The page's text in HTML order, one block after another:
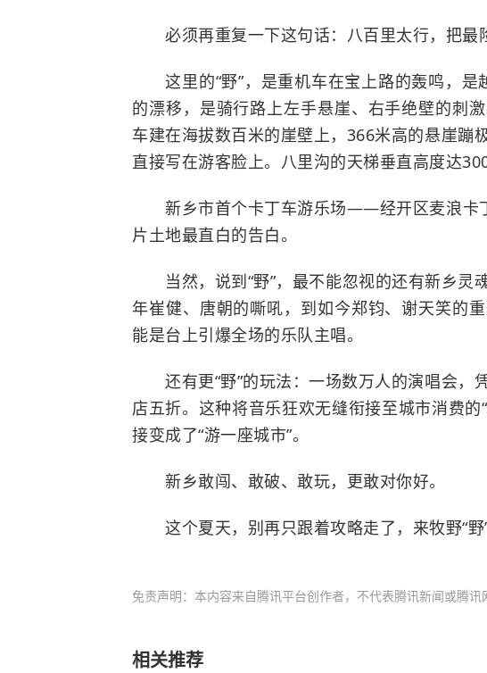
必须再重复一下这句话： 八百里太行，把最
这里的“野”，是重机车在宝上路的轰鸣，是
的漂移，是骑行路上左手悬崖、右手绝壁的刺
车建在海拔数百米的崖壁上，366米高的悬崖蹦
直接写在游客脸上。八里沟的天梯垂直高度达
新乡市首个卡丁车游乐场——经开区麦浪卡丁
片土地最直白的告白。
当然，说到“野”，最不能忽视的还有新乡灵
年崔健、唐朝的嘶吼，到如今郑钧、谢天笑的
能是台上引爆全场的乐队主唱。
还有更“野”的玩法：一场数万人的演唱会，
店五折。这种将音乐狂欢无缝衔接至城市消费的
接变成了“游一座城市”。
新乡敢闯、敢破、敢玩，更敢对你好。
这个夏天，别再只跟着攻略走了，来牧野“野”
免责声明：本内容来自腾讯平台创作者，不代表腾讯新闻或腾讯
相关推荐